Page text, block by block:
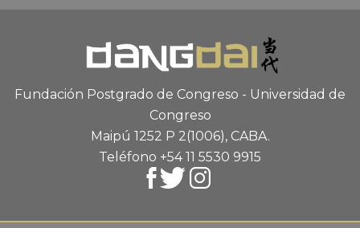
Fundación Postgrado de Congreso - Universidad de
Congreso
Maipú 1252 P 2(1006), CABA.
Teléfono +54 11 5530 9915